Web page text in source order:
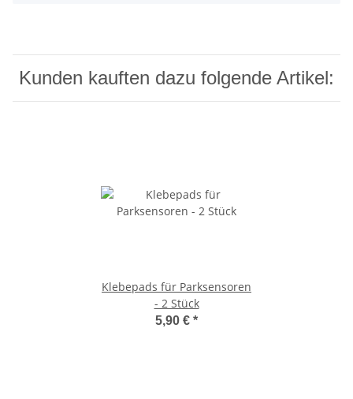
Kunden kauften dazu folgende Artikel:
Klebepads für Parksensoren
- 2 Stück
5,90 € *